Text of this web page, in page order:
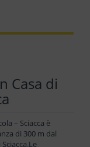
Casa di
– Sciacca è
di 300 m dal